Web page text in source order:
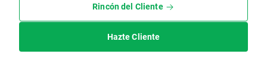
Rincón del Cliente
Hazte Cliente